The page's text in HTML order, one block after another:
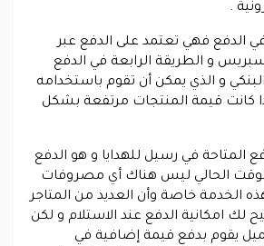
.
في الدفع فهي تعتمد على الدفع عبر
و الطريقة الرابعة في الدفع
و الذي يمكن أن تقوم باستخدامه
كانت قيمة المنتجات مرتفعة بشكل
المتاحة في رسيل للهدايا و هو الدفع
الحالي ليس هناك أي مصروفات
الخدمة خاصة وأن العديد من المتاجر
لك امكانية الدفع عند الاستلام و لكن
يقوم بدفع قيمة إضافية في